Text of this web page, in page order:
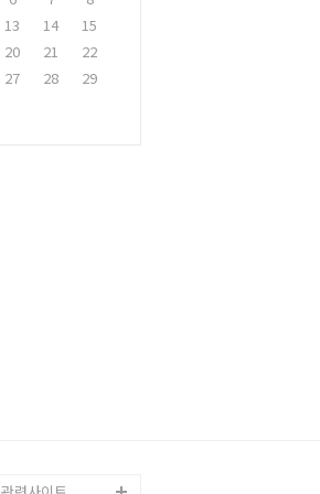
13 14
15
20 21
22
27 28
29